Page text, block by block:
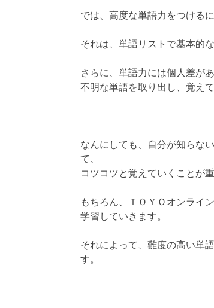
では、高度な単語力をつける
それは、単語リストで基本的
さらに、単語力には個人差が
不明な単語を取り出し、覚え
なんにしても、自分が知らな
て、
コツコツと覚えていくことが重
もちろん、ＴＯＹＯオンライ
学習していきます。
それによって、難度の高い単
す。